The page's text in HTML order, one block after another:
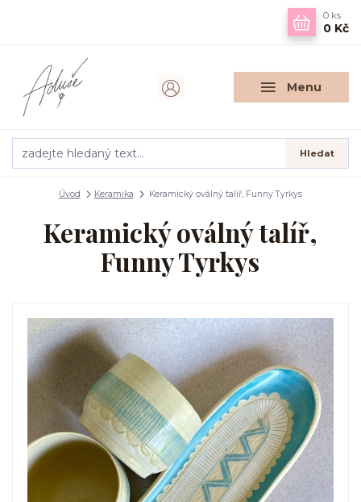
Menu
Hledat
0 ks
0 Kč
Úvod Keramika Keramický oválný talíř, Funny Tyrkys
Keramický oválný talíř,
Funny Tyrkys